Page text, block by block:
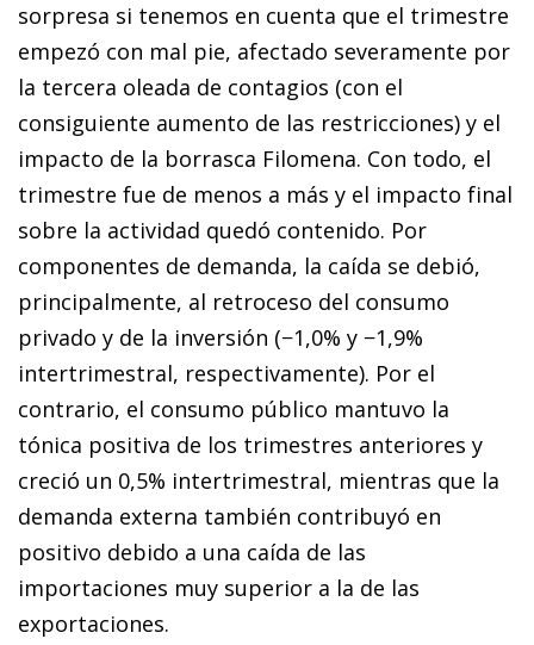
sorpresa si tenemos en cuenta que el trimestre
empezó con mal pie, afectado severamente por
la tercera oleada de contagios (con el
consiguiente aumento de las restricciones) y el
impacto de la borrasca Filomena. Con todo, el
trimestre fue de menos a más y el impacto final
sobre la actividad quedó contenido. Por
componentes de demanda, la caída se debió,
principalmente, al retroceso del consumo
privado y de la inversión (−1,0% y −1,9%
intertrimestral, respectivamente). Por el
contrario, el consumo público mantuvo la
tónica positiva de los trimestres anteriores y
creció un 0,5% intertrimestral, mientras que la
demanda externa también contribuyó en
positivo debido a una caída de las
importaciones muy superior a la de las
exportaciones.